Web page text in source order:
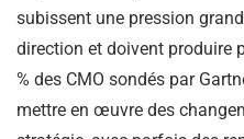
subissent une pression
direction et doivent produire
% des CMO sondés par
mettre en œuvre des